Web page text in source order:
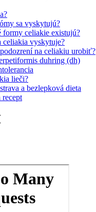
sa vyskytujú?
celiakie existujú?
celiakia vyskytuje?
na celiakiu urobiť?
duhring (dh)
lieči?
a bezlepková dieta
recept